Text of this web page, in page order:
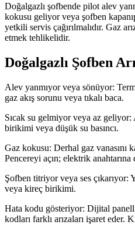
Doğalgazlı şofbende pilot alev
kokusu geliyor veya şofben
yetkili servis çağırılmalıdır. Gaz
etmek tehlikelidir.
Doğalgazlı Şofben
Alev yanmıyor veya sönüyor:
gaz akış sorunu veya tıkalı baca.
Sıcak su gelmiyor veya az geliyor:
birikimi veya düşük su basıncı.
Gaz kokusu: Derhal gaz vanasını
Pencereyi açın; elektrik anahtarına
Şofben titriyor veya ses çıkarıyor:
veya kireç birikimi.
Hata kodu gösteriyor: Dijital
kodları farklı arızaları işaret eder.